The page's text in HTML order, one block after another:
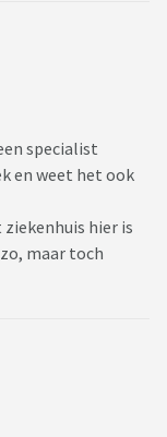
specialist
en weet het ook
ziekenhuis hier is
maar toch